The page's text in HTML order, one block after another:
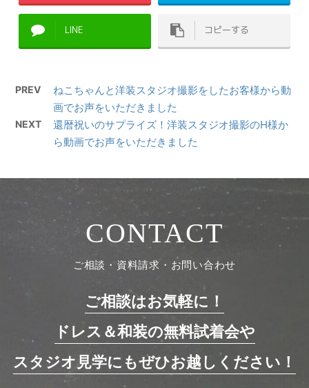
LINE コピーする
PREV
ねこちゃんと洋装スタジオ撮影をしたお客様から動
画でお声をいただきました
NEXT
還暦祝いのサプライズ！洋装スタジオ撮影のH様か
ら動画でお声をいただきました
CONTACT
ご相談・資料請求・お問い合わせ
ご相談はお気軽に！
ドレス＆和装の無料試着会や
スタジオ見学にもぜひお越しください！